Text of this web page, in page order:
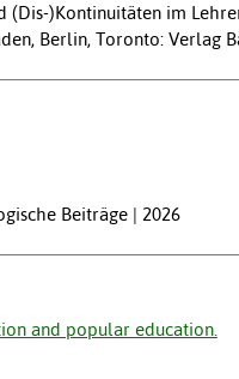
(Dis-)Kontinuitäten im
Berlin, Toronto: Verlag
Beiträge | 2026
and popular education.